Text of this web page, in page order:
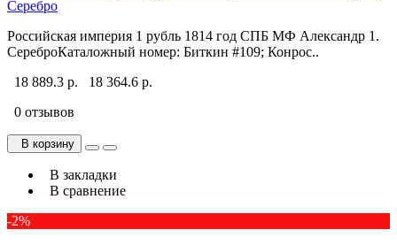
Серебро
Российская империя 1 рубль 1814 год СПБ МФ Александр 1.
СереброКаталожный номер: Биткин #109; Конрос..
18 889.3 р.
18 364.6 р.
0 отзывов
В корзину
В закладки
В сравнение
-2%